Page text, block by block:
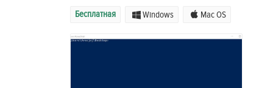
Бесплатная Windows Mac OS